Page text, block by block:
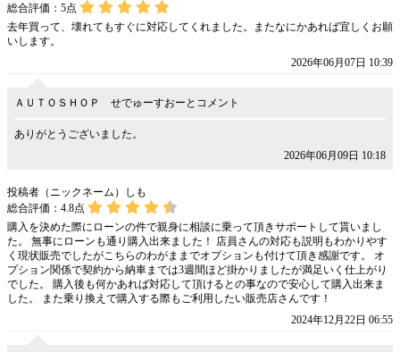
総合評価： 5点
去年買って、壊れてもすぐに対応してくれました。またなにかあれば宜しくお願
いします。
2026年06月07日 10:39
ＡＵＴＯＳＨＯＰ せでゅーすおーとコメント
ありがとうございました。
2026年06月09日 10:18
投稿者（ニックネーム）しも
総合評価： 4.8点
購入を決めた際にローンの件で親身に相談に乗って頂きサポートして貰いまし
た。 無事にローンも通り購入出来ました！ 店員さんの対応も説明もわかりやす
く現状販売でしたがこちらのわがままでオプションも付けて頂き感謝です。 オ
プション関係で契約から納車までは3週間ほど掛かりましたが満足いく仕上がり
でした。 購入後も何かあれば対応して頂けるとの事なので安心して購入出来ま
した。 また乗り換えで購入する際もご利用したい販売店さんです！
2024年12月22日 06:55